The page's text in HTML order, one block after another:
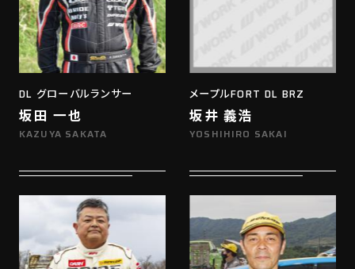
DL グローバルランサー
坂田 一也
KAZUYA SAKATA
メープルFORT DL BRZ
坂井 義浩
YOSHIHIRO SAKAI